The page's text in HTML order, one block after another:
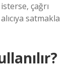
çağrı
satmakla